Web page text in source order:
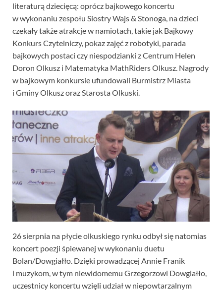
literaturą dziecięcą: oprócz bajkowego koncertu
w wykonaniu zespołu Siostry Wajs & Stonoga, na dzieci
czekały także atrakcje w namiotach, takie jak Bajkowy
Konkurs Czytelniczy, pokaz zajęć z robotyki, parada
bajkowych postaci czy niespodzianki z Centrum Helen
Doron Olkusz i Matematyka MathRiders Olkusz. Nagrody
w bajkowym konkursie ufundowali Burmistrz Miasta
i Gminy Olkusz oraz Starosta Olkuski.
26 sierpnia na płycie olkuskiego rynku odbył się natomias
koncert poezji śpiewanej w wykonaniu duetu
Bolan/Dowgiałło. Dzięki prowadzącej Annie Franik
i muzykom, w tym niewidomemu Grzegorzowi Dowgiałło,
uczestnicy koncertu wzięli udział w niepowtarzalnym